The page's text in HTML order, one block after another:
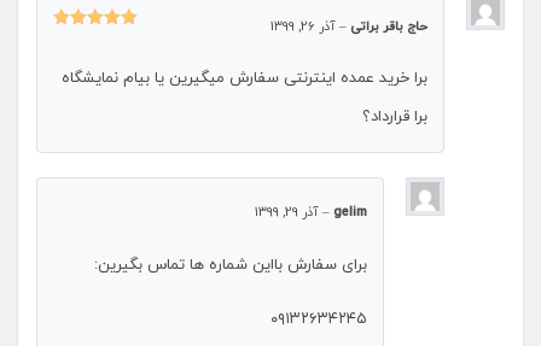
حاج باقر براتی – آذر 26, 1399
برا خرید عمده اینترنتی سفارش میگیرین یا بیام نمایشگاه
برا قرارداد؟
gelim
– آذر 29, 1399
برای سفارش بااین شماره ها تماس بگیرین:
۰۹۱۳۲۶۳۴۲۴۵